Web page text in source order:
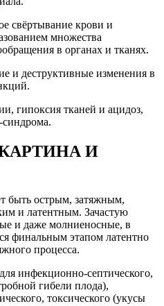
свёртывание крови и
множества
в органах и тканях.
и деструктивные изменения в
гипоксия тканей и ацидоз,
синдрома.
И
быть острым, затяжным,
и латентным. Зачастую
и даже молниеносные, в
финальным этапом латентно
процесса.
инфекционно-септического,
гибели плода),
токсического (укусы